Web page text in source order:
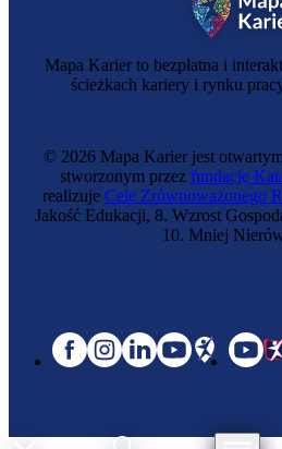
Mapa Karier to bezpłatna i
ścieżkach kariery i rynku
© 2026 Mapa Karier jest
stworzonym przez fundację
realizuje Cele Zrównoważonego
Jakość Edukacji, 8. Wzrost
10. Mniej